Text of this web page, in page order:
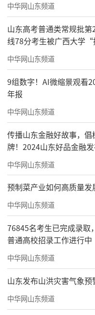
中华网山东频道
山东高考普通类常规批
线78分考生被广西大学“
中华网山东频道
9组数字！AI微缩景观看
年报
中华网山东频道
传播山东金融好故事，倡
牌！2024山东好品金融
中华网山东频道
预制菜产业如何高质量
中华网山东频道
76845名考生已完成录取
普通高校招录工作进行中
中华网山东频道
山东发布山洪灾害气象
中华网山东频道